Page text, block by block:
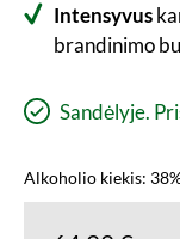
Intensyvus
brandinimo
Sandėlyje.
Alkoholio kiekis: